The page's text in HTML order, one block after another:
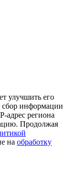
улучшить его
сбор информации
адрес региона
Продолжая
на обработку